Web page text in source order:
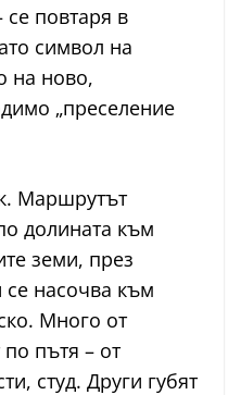
се повтаря в
символ на
на ново,
„преселение
Маршрутът
долината към
земи, през
насочва към
Много от
пътя – от
студ. Други губят